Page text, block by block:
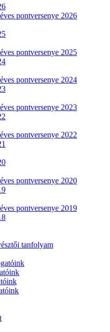
pontversenye 2026
pontversenye 2025
pontversenye 2024
pontversenye 2023
pontversenye 2022
pontversenye 2020
pontversenye 2019
tanfolyam